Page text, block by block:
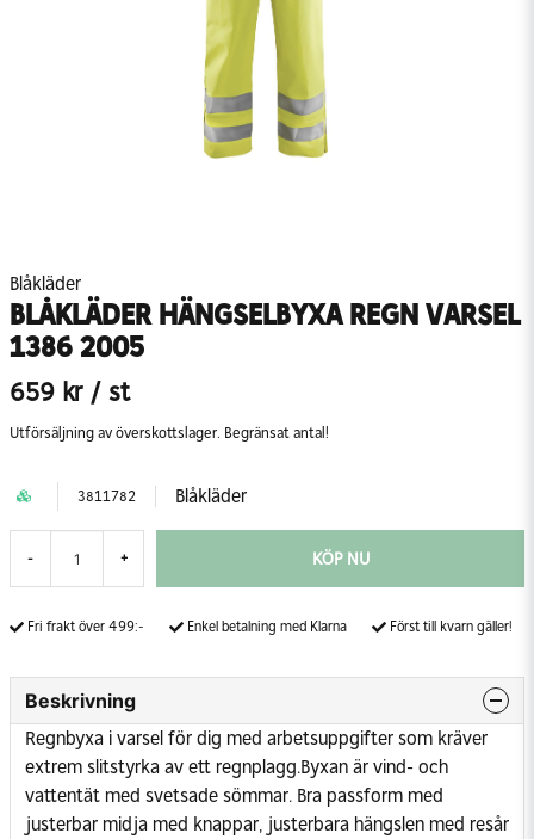
Blåkläder
BLÅKLÄDER HÄNGSELBYXA REGN VARSEL
1386 2005
659 kr / st
Utförsäljning av överskottslager. Begränsat antal!
3811782 Blåkläder
- + KÖP NU
Fri frakt över 499:- Enkel betalning med Klarna Först till kvarn gäller!
Beskrivning
Regnbyxa i varsel för dig med arbetsuppgifter som kräver
extrem slitstyrka av ett regnplagg.Byxan är vind- och
vattentät med svetsade sömmar. Bra passform med
justerbar midja med knappar, justerbara hängslen med resår